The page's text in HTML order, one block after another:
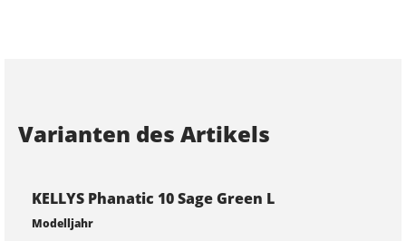
Varianten des Artikels
KELLYS Phanatic 10 Sage Green L
Modelljahr